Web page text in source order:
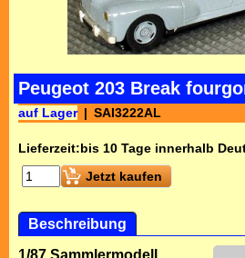
Peugeot 203 Break
auf Lager SAI3222AL
Lieferzeit:bis 10 Tage innerhalb
Jetzt kaufen
Beschreibung
1/87 Sammlermodell